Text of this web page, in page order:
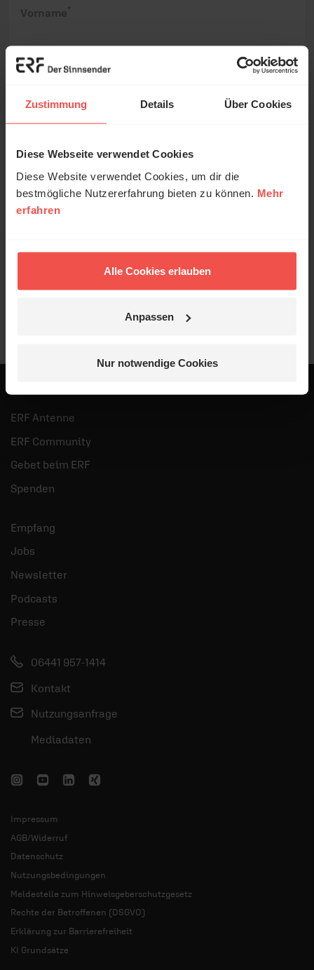
Zustimmung Details Über Cookies
Diese Webseite verwendet Cookies
Diese Website verwendet Cookies, um dir die
bestmögliche Nutzererfahrung bieten zu können. Mehr
erfahren
Alle Cookies erlauben
Anpassen
Nur notwendige Cookies
Vorname
Ich möchte mich für den ERF Global Hope
Ich bin mit der Verarbeitung meiner Daten gemäß
dem ERF Datenschutz-Hinweis einverstanden
ERF Antenne
ERF Community
Gebet beim ERF
Spenden
Empfang
Jobs
Newsletter
Podcasts
Presse
06441 957-1414
Kontakt
Nutzungsanfrage
Mediadaten
Impressum
AGB/Widerruf
Datenschutz
Nutzungsbedingungen
Meldestelle zum Hinweisgeberschutzgesetz
Rechte der Betroffenen (DSGVO)
Erklärung zur Barrierefreiheit
KI Grundsätze